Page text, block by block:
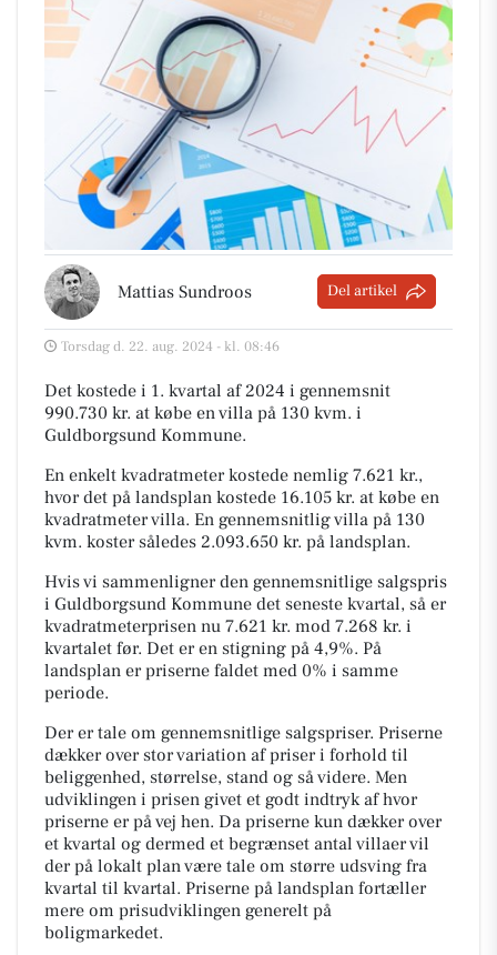
Mattias Sundroos Del artikel
Torsdag d. 22. aug. 2024 - kl. 08:46
Det kostede i 1. kvartal af 2024 i gennemsnit
990.730 kr. at købe en villa på 130 kvm. i
Guldborgsund Kommune.
En enkelt kvadratmeter kostede nemlig 7.621 kr.,
hvor det på landsplan kostede 16.105 kr. at købe en
kvadratmeter villa. En gennemsnitlig villa på 130
kvm. koster således 2.093.650 kr. på landsplan.
Hvis vi sammenligner den gennemsnitlige salgspris
i Guldborgsund Kommune det seneste kvartal, så er
kvadratmeterprisen nu 7.621 kr. mod 7.268 kr. i
kvartalet før. Det er en stigning på 4,9%. På
landsplan er priserne faldet med 0% i samme
periode.
Der er tale om gennemsnitlige salgspriser. Priserne
dækker over stor variation af priser i forhold til
beliggenhed, størrelse, stand og så videre. Men
udviklingen i prisen givet et godt indtryk af hvor
priserne er på vej hen. Da priserne kun dækker over
et kvartal og dermed et begrænset antal villaer vil
der på lokalt plan være tale om større udsving fra
kvartal til kvartal. Priserne på landsplan fortæller
mere om prisudviklingen generelt på
boligmarkedet.